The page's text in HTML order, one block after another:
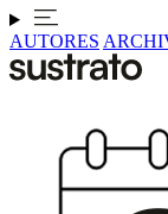
AUTORES